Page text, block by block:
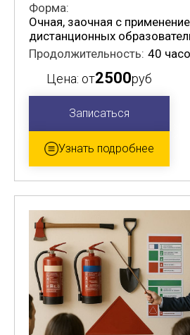
Форма:
Очная, заочная с
дистанционных
Продолжительность: 40
Цена: от2500руб
Записаться
Узнать подробнее